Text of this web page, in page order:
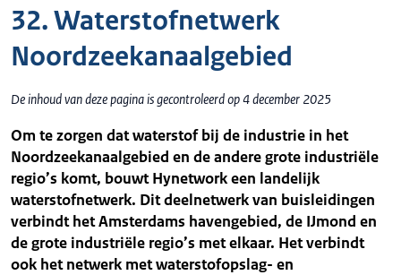
32. Waterstofnetwerk
Noordzeekanaalgebied
De inhoud van deze pagina is gecontroleerd op 4 december 2025
Om te zorgen dat waterstof bij de industrie in het
Noordzeekanaalgebied en de andere grote industriële
regio’s komt, bouwt Hynetwork een landelijk
waterstofnetwerk. Dit deelnetwerk van buisleidingen
verbindt het Amsterdams havengebied, de IJmond en
de grote industriële regio’s met elkaar. Het verbindt
ook het netwerk met waterstofopslag- en